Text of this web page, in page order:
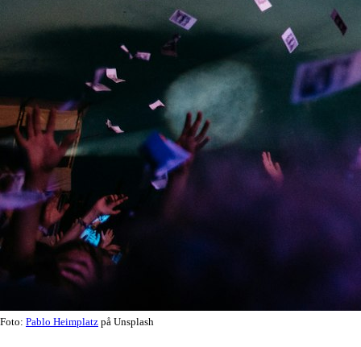
Foto: Pablo Heimplatz på Unsplash